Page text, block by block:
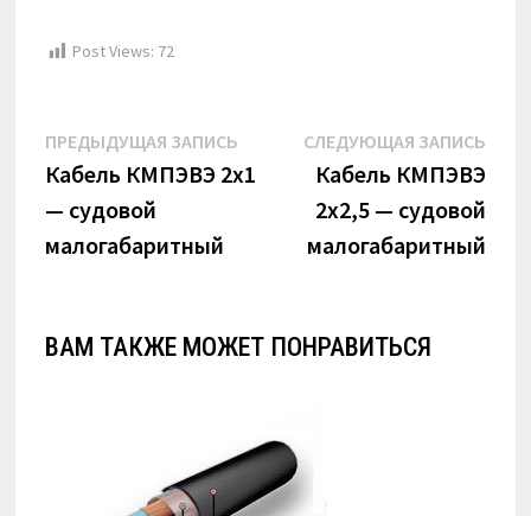
Post Views: 72
Навигация
по
записям
ПРЕДЫДУЩАЯ ЗАПИСЬ Предыдущая
запись:
Кабель КМПЭВЭ 2х1
— судовой
малогабаритный
СЛЕДУЮЩАЯ ЗАПИСЬ
Кабель КМПЭВЭ
2х2,5 — судовой
малогабаритный
ВАМ ТАКЖЕ МОЖЕТ ПОНРАВИТЬСЯ